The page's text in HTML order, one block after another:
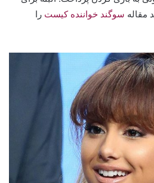
مقاله سوگند خواننده کیست را